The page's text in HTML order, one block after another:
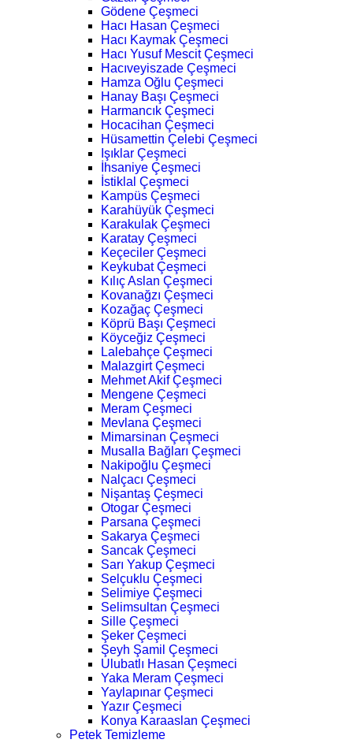
Gödene Çeşmeci
Hacı Hasan Çeşmeci
Hacı Kaymak Çeşmeci
Hacı Yusuf Mescit Çeşmeci
Hacıveyiszade Çeşmeci
Hamza Oğlu Çeşmeci
Hanay Başı Çeşmeci
Harmancık Çeşmeci
Hocacihan Çeşmeci
Hüsamettin Çelebi Çeşmeci
Işıklar Çeşmeci
İhsaniye Çeşmeci
İstiklal Çeşmeci
Kampüs Çeşmeci
Karahüyük Çeşmeci
Karakulak Çeşmeci
Karatay Çeşmeci
Keçeciler Çeşmeci
Keykubat Çeşmeci
Kılıç Aslan Çeşmeci
Kovanağzı Çeşmeci
Kozağaç Çeşmeci
Köprü Başı Çeşmeci
Köyceğiz Çeşmeci
Lalebahçe Çeşmeci
Malazgirt Çeşmeci
Mehmet Akif Çeşmeci
Mengene Çeşmeci
Meram Çeşmeci
Mevlana Çeşmeci
Mimarsinan Çeşmeci
Musalla Bağları Çeşmeci
Nakipoğlu Çeşmeci
Nalçacı Çeşmeci
Nişantaş Çeşmeci
Otogar Çeşmeci
Parsana Çeşmeci
Sakarya Çeşmeci
Sancak Çeşmeci
Sarı Yakup Çeşmeci
Selçuklu Çeşmeci
Selimiye Çeşmeci
Selimsultan Çeşmeci
Sille Çeşmeci
Şeker Çeşmeci
Şeyh Şamil Çeşmeci
Ulubatlı Hasan Çeşmeci
Yaka Meram Çeşmeci
Yaylapınar Çeşmeci
Yazır Çeşmeci
Konya Karaaslan Çeşmeci
Petek Temizleme